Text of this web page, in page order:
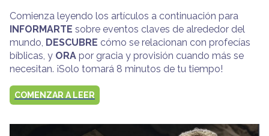
Comienza leyendo los artículos a continuación para
INFORMARTE sobre eventos claves de alrededor del
mundo, DESCUBRE cómo se relacionan con profecías
bíblicas, y ORA por gracia y provisión cuando más se
necesitan. ¡Solo tomará 8 minutos de tu tiempo!
COMENZAR A LEER